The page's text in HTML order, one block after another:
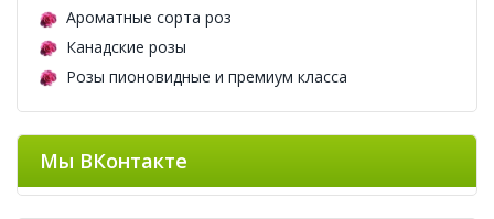
Ароматные сорта роз
Канадские розы
Розы пионовидные и премиум класса
Мы ВКонтакте